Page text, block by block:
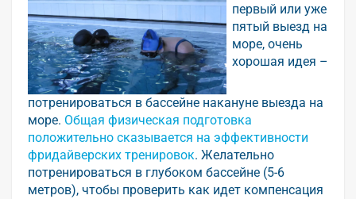
первый или уже
пятый выезд на
море, очень
хорошая идея –
потренироваться в бассейне накануне выезда на
море. Общая физическая подготовка
положительно сказывается на эффективности
фридайверских тренировок. Желательно
потренироваться в глубоком бассейне (5-6
метров), чтобы проверить как идет компенсация